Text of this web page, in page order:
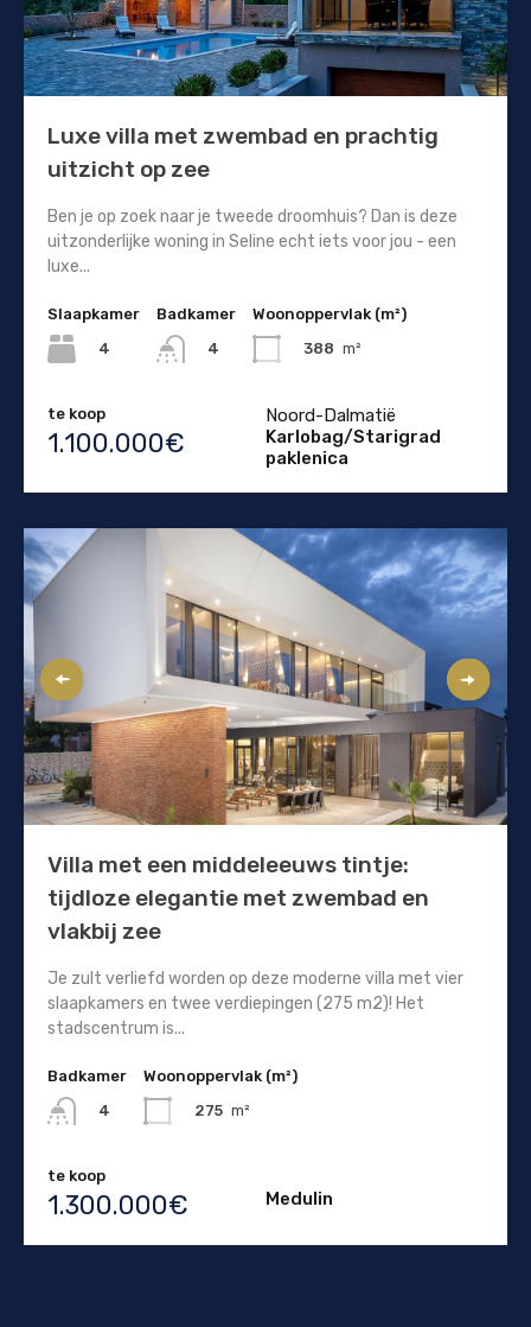
Luxe villa met zwembad en prachtig
uitzicht op zee
Ben je op zoek naar je tweede droomhuis? Dan is deze
uitzonderlijke woning in Seline echt iets voor jou - een
luxe...
Slaapkamer
4
Badkamer
4
Woonoppervlak (m²)
388 m²
te koop
1.100.000€
Noord-Dalmatië
Karlobag/Starigrad
paklenica
Villa met een middeleeuws tintje:
tijdloze elegantie met zwembad en
vlakbij zee
Je zult verliefd worden op deze moderne villa met vier
slaapkamers en twee verdiepingen (275 m2)! Het
stadscentrum is...
Badkamer
4
Woonoppervlak (m²)
275 m²
te koop
1.300.000€ Medulin